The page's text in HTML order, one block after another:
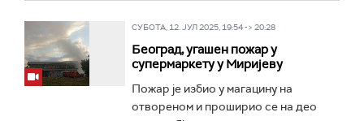
СУБОТА, 12. ЈУЛ 2025, 19:54 -> 20:28
Београд, угашен пожар у
супермаркету у Миријеву
Пожар је избио у магацину на
отвореном и проширио се на део